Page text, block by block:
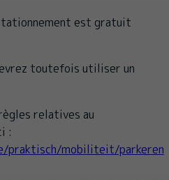
stationnement est gratuit
toutefois utiliser un
relatives au
:
praktisch/mobiliteit/parkeren